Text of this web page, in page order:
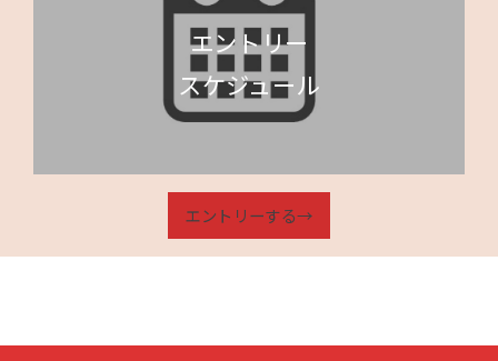
エントリー
スケジュール
エントリーする→